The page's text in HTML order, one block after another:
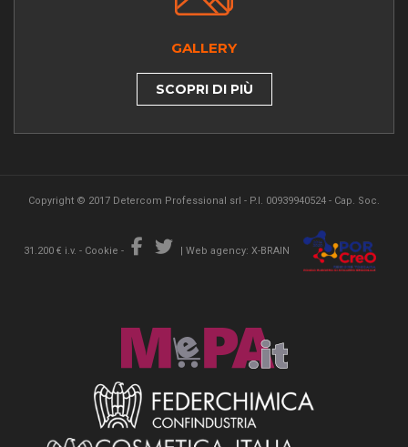
GALLERY
SCOPRI DI PIÙ
Copyright © 2017 Detercom Professional srl - P.I. 00939940524 - Cap. Soc.
31.200 € i.v. - Cookie - | Web agency: X-BRAIN